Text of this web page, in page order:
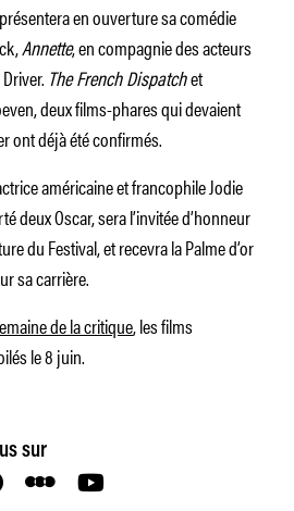
en ouverture sa comédie
Annette, en compagnie des acteurs
The French Dispatchet
deux films-phares qui devaient
ont déjà été confirmés.
américaine et francophile Jodie
deux Oscar, sera l’invitée d’honneur
du Festival, et recevra la Palme d’or
sa carrière.
de la critique, les films
le 8 juin.
sur